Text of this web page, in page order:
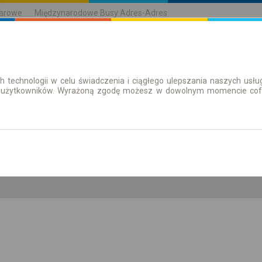
Międzynarodowe Busy Adres-Adres
| Bilety Bilety okresowe
technologii w celu świadczenia i ciągłego ulepszania naszych
Wyrażoną zgodę możesz w dowolnym momencie